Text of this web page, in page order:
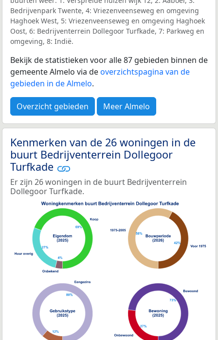
Bedrijvenpark Twente, 4: Vriezenveenseweg en omgeving
Haghoek West, 5: Vriezenveenseweg en omgeving Haghoek
Oost, 6: Bedrijventerrein Dollegoor Turfkade, 7: Parkweg en
omgeving, 8: Indië.
Bekijk de statistieken voor alle 87 gebieden binnen de
gemeente Almelo via deoverzichtspagina van de
gebieden in de Almelo.
Overzicht gebieden Meer Almelo
Kenmerken van de 26 woningen in de
buurt Bedrijventerrein Dollegoor
Turfkade
Er zijn 26 woningen in de buurt Bedrijventerrein
Dollegoor Turfkade.